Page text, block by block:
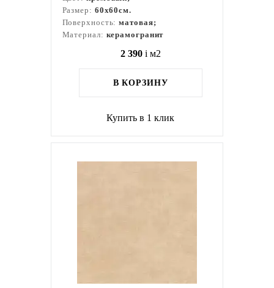
Размер: 60x60см.
Поверхность:матовая;
Материал: керамогранит
2 390 i м2
В КОРЗИНУ
Купить в 1 клик